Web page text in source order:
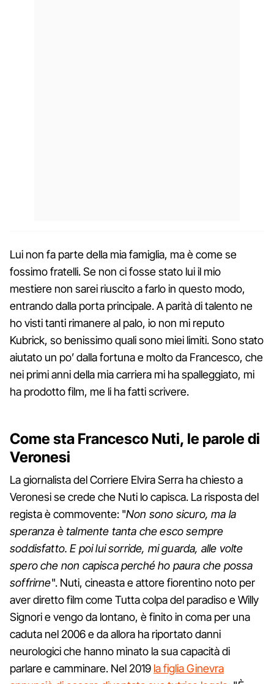
Lui non fa parte della mia famiglia, ma è come se
fossimo fratelli. Se non ci fosse stato lui il mio
mestiere non sarei riuscito a farlo in questo modo,
entrando dalla porta principale. A parità di talento ne
ho visti tanti rimanere al palo, io non mi reputo
Kubrick, so benissimo quali sono miei limiti. Sono stato
aiutato un po’ dalla fortuna e molto da Francesco, che
nei primi anni della mia carriera mi ha spalleggiato, mi
ha prodotto film, me li ha fatti scrivere.
Come sta Francesco Nuti, le parole di
Veronesi
La giornalista del Corriere Elvira Serra ha chiesto a
Veronesi se crede che Nuti lo capisca. La risposta del
regista è commovente: "Non sono sicuro, ma la
speranza è talmente tanta che esco sempre
soddisfatto. E poi lui sorride, mi guarda, alle volte
spero che non capisca perché ho paura che possa
soffrirne". Nuti, cineasta e attore fiorentino noto per
aver diretto film come Tutta colpa del paradiso e Willy
Signori e vengo da lontano, è finito in coma per una
caduta nel 2006 e da allora ha riportato danni
neurologici che hanno minato la sua capacità di
parlare e camminare. Nel 2019 la figlia Ginevra